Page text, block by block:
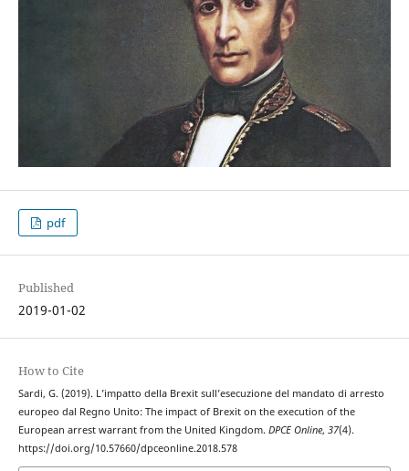
pdf
Published
2019-01-02
How to Cite
Sardi, G. (2019). L’impatto della Brexit sull’esecuzione del mandato di arresto
europeo dal Regno Unito: The impact of Brexit on the execution of the
European arrest warrant from the United Kingdom. DPCE Online, 37(4).
https://doi.org/10.57660/dpceonline.2018.578